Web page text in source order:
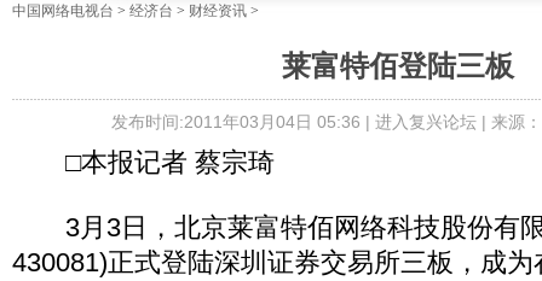
中国网络电视台 > 经济台 > 财经资讯 >
莱富特佰登陆三板
发布时间:2011年03月04日 05:36 | 进入复兴论坛 | 来源
□本报记者 蔡宗琦
3月3日，北京莱富特佰网络科技股份有
430081)正式登陆深圳证券交易所三板，成